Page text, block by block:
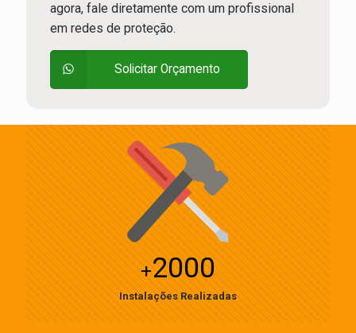
agora, fale diretamente com um profissional
em redes de proteção.
Solicitar Orçamento
+2000
Instalações Realizadas